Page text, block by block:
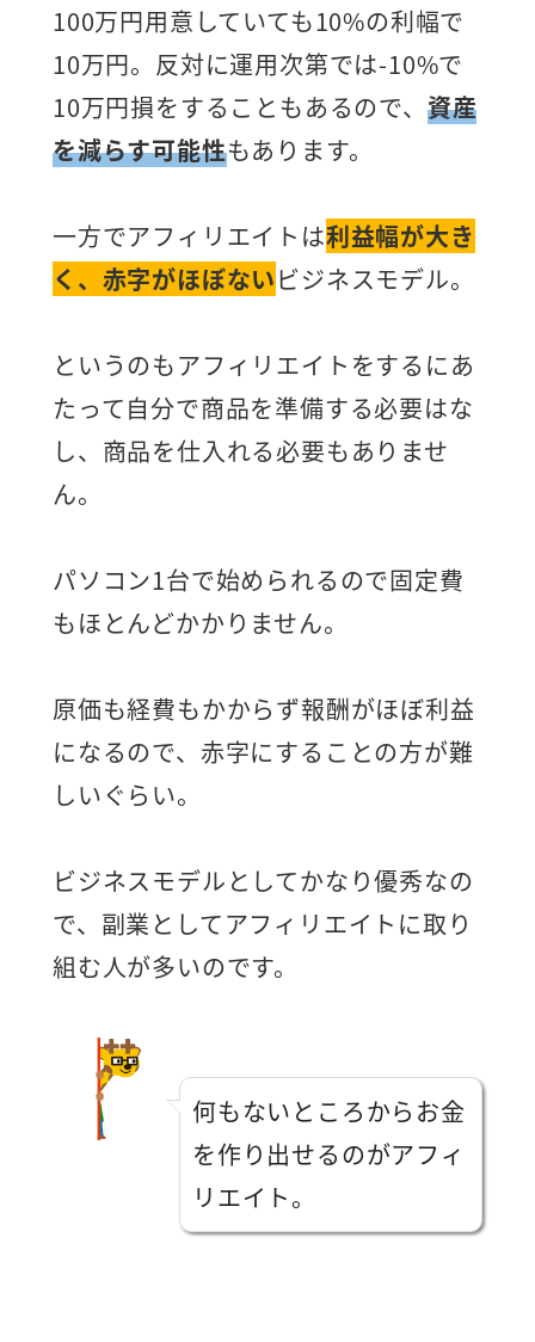
100万円用意していても10%の利幅で
10万円。反対に運用次第では-10%で
10万円損をすることもあるので、 資産
を減らす可能性もあります。
一方でアフィリエイトは利益幅が大き
く、赤字がほぼないビジネスモデル。
というのもアフィリエイトをするにあ
たって自分で商品を準備する必要はな
し、商品を仕入れる必要もありませ
ん。
パソコン1台で始められるので固定費
もほとんどかかりません。
原価も経費もかからず報酬がほぼ利益
になるので、赤字にすることの方が難
しいぐらい。
ビジネスモデルとしてかなり優秀なの
で、副業としてアフィリエイトに取り
組む人が多いのです。
何もないところからお金
を作り出せるのがアフィ
リエイト。